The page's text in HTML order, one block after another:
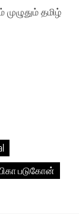
தமிழ்
படுகோன்